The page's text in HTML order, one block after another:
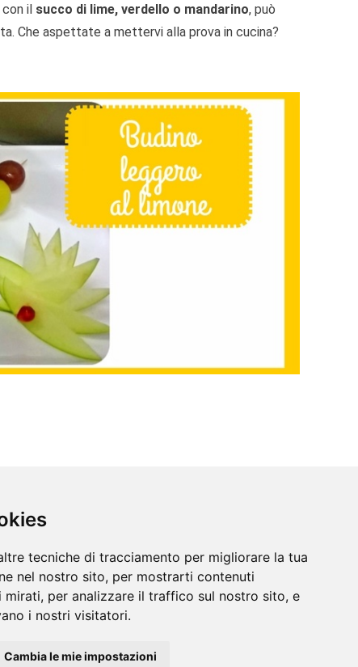
tecniche di tracciamento per migliorare la tua
nel nostro sito, per mostrarti contenuti
mirati, per analizzare il traffico sul nostro sito, e
i nostri visitatori.
Cambia le mie impostazioni
il succo di lime, verdello o mandarino, può
Che aspettate a mettervi alla prova in cucina?